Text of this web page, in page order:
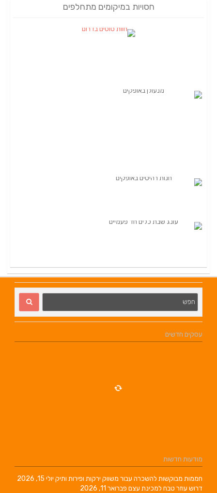
חסויות במיקומים מתחלפים
עסקים חדשים
מודעות חדשות
חממות מבוקשות להשכרה עבור משווק ירקות ופירות ותיק יולי 15, 2026
דרוש עוזר טבח למכינת עצם פברואר 11, 2026